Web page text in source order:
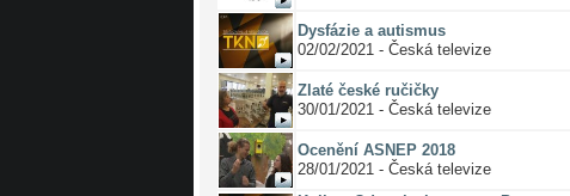
Dysfázie a autismus
02/02/2021 - Česká televize
Zlaté české ručičky
30/01/2021 - Česká televize
Ocenění ASNEP 2018
28/01/2021 - Česká televize